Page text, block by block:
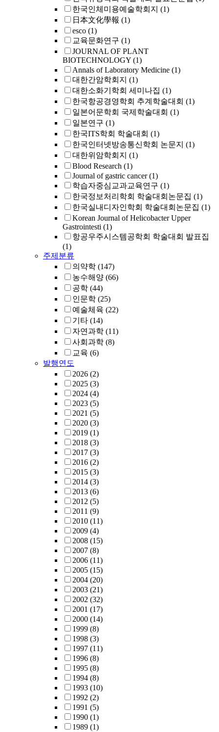
한국인체미용예술학회지 (1)
日本文化學報 (1)
esco (1)
교육문화연구 (1)
JOURNAL OF PLANT
BIOTECHNOLOGY (1)
Annals of Laboratory Medicine (1)
대한간암학회지 (1)
대한소화기학회 세미나집 (1)
한국항공경영학회 추계학술대회 (1)
일본어문학회 국제학술대회 (1)
일본연구 (1)
한국ITS학회 학술대회 (1)
한국인터넷방송통신학회 논문지 (1)
대한위암학회지 (1)
Blood Research (1)
Journal of gastric cancer (1)
학습자중심교과교육연구 (1)
한국정보처리학회 학술대회논문집 (1)
한국실내디자인학회 학술대회논문집 (1)
Korean Journal of Helicobacter Upper
Gastrointesti (1)
항공우주시스템공학회 학술대회 발표집
(1)
주제분류
의약학 (147)
농수해양 (66)
공학 (44)
인문학 (25)
예술체육 (22)
기타 (14)
자연과학 (11)
사회과학 (8)
교육 (6)
발행연도
2026 (2)
2025 (3)
2024 (4)
2023 (5)
2021 (5)
2020 (3)
2019 (1)
2018 (3)
2017 (3)
2016 (2)
2015 (3)
2014 (3)
2013 (6)
2012 (5)
2011 (9)
2010 (11)
2009 (4)
2008 (15)
2007 (8)
2006 (11)
2005 (15)
2004 (20)
2003 (21)
2002 (32)
2001 (17)
2000 (14)
1999 (8)
1998 (3)
1997 (11)
1996 (8)
1995 (8)
1994 (8)
1993 (10)
1992 (2)
1991 (5)
1990 (1)
1989 (1)